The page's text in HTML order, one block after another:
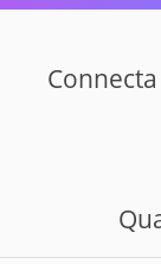
El desig d'un nou